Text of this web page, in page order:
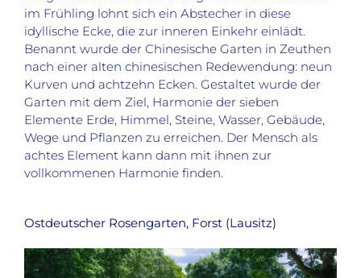
im Frühling lohnt sich ein Abstecher in diese
idyllische Ecke, die zur inneren Einkehr einlädt.
Benannt wurde der Chinesische Garten in Zeuthen
nach einer alten chinesischen Redewendung: neun
Kurven und achtzehn Ecken. Gestaltet wurde der
Garten mit dem Ziel, Harmonie der sieben
Elemente Erde, Himmel, Steine, Wasser, Gebäude,
Wege und Pflanzen zu erreichen. Der Mensch als
achtes Element kann dann mit ihnen zur
vollkommenen Harmonie finden.
Ostdeutscher Rosengarten, Forst (Lausitz)